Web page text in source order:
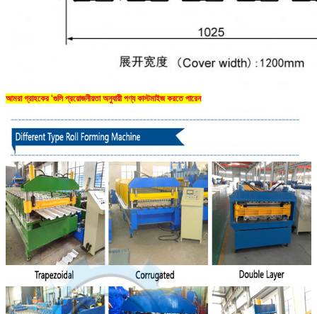
আমরা গ্রাহকের 'গুলি প্রয়োজনীয়তা অনুযায়ী পণ্য কাস্টমাইজ করতে পারেন